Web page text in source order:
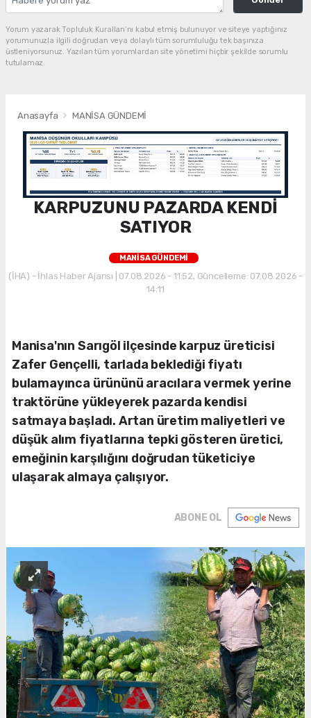
Yorum yazarak Topluluk Kuralları’nı kabul etmiş bulunuyor ve siteye yaptığınız
yorumunuzla ilgili doğrudan veya dolaylı tüm sorumluluğu tek başınıza
üstleniyorsunuz. Yazılan tüm yorumlardan site yönetimi hiçbir şekilde sorumlu
tutulamaz.
Anasayfa MANİSA GÜNDEMİ
KARPUZUNU PAZARDA KENDİ
SATIYOR
MANİSA GÜNDEMİ
(İHA) - İhlas Haber Ajansı | 07.08.2026 - 11:52, Güncelleme: 07.08.2026 -
14:11
Manisa'nın Sarıgöl ilçesinde karpuz üreticisi
Zafer Gençelli, tarlada beklediği fiyatı
bulamayınca ürününü aracılara vermek yerine
traktörüne yükleyerek pazarda kendisi
satmaya başladı. Artan üretim maliyetleri ve
düşük alım fiyatlarına tepki gösteren üretici,
emeğinin karşılığını doğrudan tüketiciye
ulaşarak almaya çalışıyor.
ABONE OL